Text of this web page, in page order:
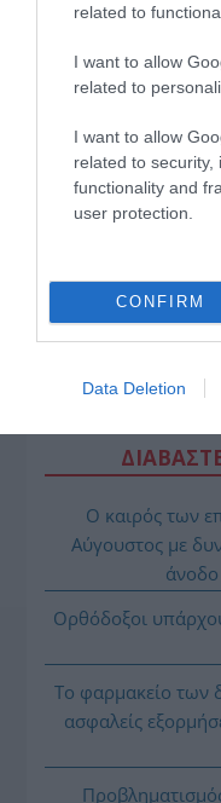
related to
I want to allow
related to
I want to allow
related to security,
functionality and
user protection.
CONFIRM
Data Deletion
Ο καιρός των
Αύγουστος με
Ορθόδοξοι
Το φαρμακείο των
ασφαλείς